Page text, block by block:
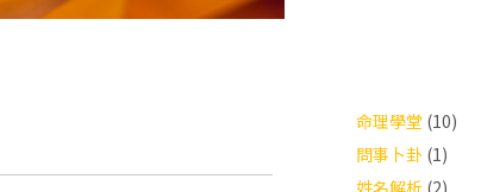
命理學堂 (10)
問事卜卦 (1)
姓名解析 (2)